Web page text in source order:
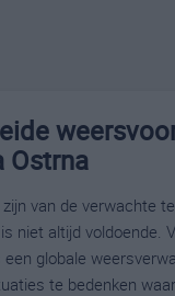
Ostrna
van de verwachte
niet altijd voldoende.
globale
te bedenken